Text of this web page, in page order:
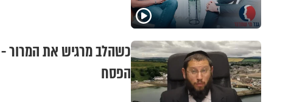
כשהלב מרגיש את המרור -
הפסח